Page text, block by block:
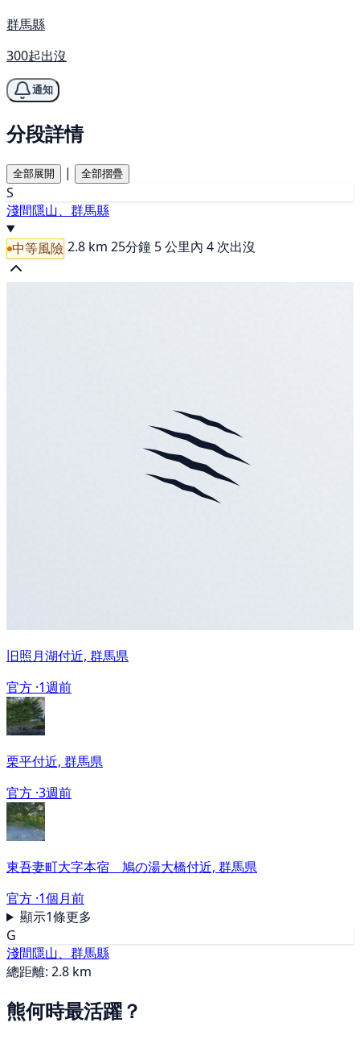
群馬縣
300起出沒
通知
分段詳情
全部展開 | 全部摺疊
S
淺間隱山、群馬縣
中等風險 2.8 km 25分鐘 5 公里內 4 次出沒
旧照月湖付近, 群馬県
官方 ·1週前
栗平付近, 群馬県
官方 ·3週前
東吾妻町大字本宿 鳩の湯大橋付近, 群馬県
官方 ·1個月前
顯示1條更多
G
淺間隱山、群馬縣
總距離: 2.8 km
熊何時最活躍？